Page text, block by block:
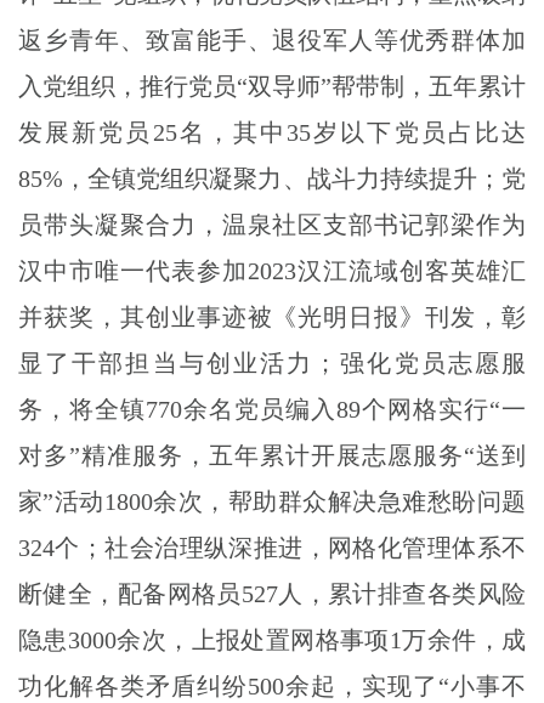
返乡青年、致富能手、退役军人等优秀群体加
入党组织，推行党员“双导师”帮带制，五年累计
发展新党员25名，其中35岁以下党员占比达
85%，全镇党组织凝聚力、战斗力持续提升；党
员带头凝聚合力，温泉社区支部书记郭梁作为
汉中市唯一代表参加2023汉江流域创客英雄汇
并获奖，其创业事迹被《光明日报》刊发，彰
显了干部担当与创业活力；强化党员志愿服
务，将全镇770余名党员编入89个网格实行“一
对多”精准服务，五年累计开展志愿服务“送到
家”活动1800余次，帮助群众解决急难愁盼问题
324个；社会治理纵深推进，网格化管理体系不
断健全，配备网格员527人，累计排查各类风险
隐患3000余次，上报处置网格事项1万余件，成
功化解各类矛盾纠纷500余起，实现了“小事不